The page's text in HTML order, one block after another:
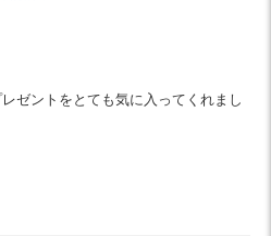
ゼントをとても気に入ってくれまし